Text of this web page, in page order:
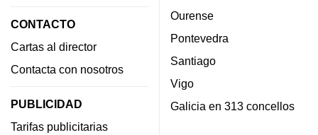
CONTACTO
Cartas al director
Contacta con nosotros
PUBLICIDAD
Tarifas publicitarias
Ourense
Pontevedra
Santiago
Vigo
Galicia en 313 concellos